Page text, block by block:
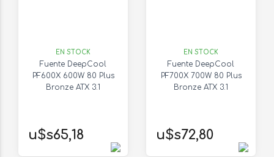
EN STOCK
Fuente DeepCool
PF600X 600W 80 Plus
Bronze ATX 3.1
u$s65,18
EN STOCK
Fuente DeepCool
PF700X 700W 80 Plus
Bronze ATX 3.1
u$s72,80